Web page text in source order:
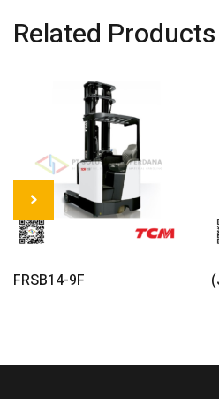
Related Products
Read More
FRSB14-9F